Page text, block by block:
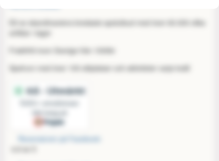
Ett av skandinaviens bredaste spelutbud med över 60.000 olika
artiklar i lager
Fraktfritt inom Sverige från 1000kr
Spelrum med över 100 sittplatser och aktiviteter varje kväll
Recensioner på Facebook: